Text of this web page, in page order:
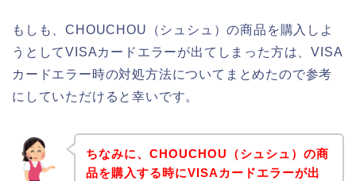
もしも、CHOUCHOU（シュシュ）の商品を購入しよ
うとしてVISAカードエラーが出てしまった方は、VISA
カードエラー時の対処方法についてまとめたので参考
にしていただけると幸いです。
ちなみに、CHOUCHOU（シュシュ）の商
品を購入する時にVISAカードエラーが出